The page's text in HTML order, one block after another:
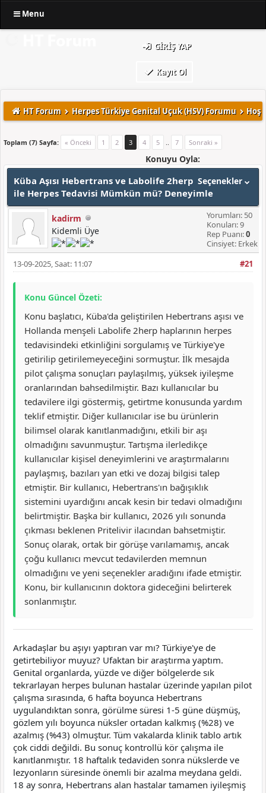
Menu
GIRIŞ YAP
Kayıt Ol
HT Forum Herpes Türkiye Genital Uçuk (HSV) Forumu Hoş
Toplam (7) Sayfa: « Önceki 1 2 3 4 5 .. 7 Sonraki »
Konuyu Oyla:
Seçenekler
Küba Aşısı Hebertrans ve Labolife 2herp
ile Herpes Tedavisi Mümkün mü? Deneyimle
kadirm
Kidemli Üye
Yorumları: 50
Konuları: 9
Rep Puanı:0
Cinsiyet: Erkek
#21
13-09-2025, Saat: 11:07
Konu Güncel Özeti:
Konu başlatıcı, Küba'da geliştirilen Hebertrans aşısı ve
Hollanda menşeli Labolife 2herp haplarının herpes
tedavisindeki etkinliğini sorgulamış ve Türkiye'ye
getirilip getirilemeyeceğini sormuştur. İlk mesajda
pilot çalışma sonuçları paylaşılmış, yüksek iyileşme
oranlarından bahsedilmiştir. Bazı kullanıcılar bu
tedavilere ilgi göstermiş, getirtme konusunda yardım
teklif etmiştir. Diğer kullanıcılar ise bu ürünlerin
bilimsel olarak kanıtlanmadığını, etkili bir aşı
olmadığını savunmuştur. Tartışma ilerledikçe
kullanıcılar kişisel deneyimlerini ve araştırmalarını
paylaşmış, bazıları yan etki ve dozaj bilgisi talep
etmiştir. Bir kullanıcı, Hebertrans'ın bağışıklık
sistemini uyardığını ancak kesin bir tedavi olmadığını
belirtmiştir. Başka bir kullanıcı, 2026 yılı sonunda
çıkması beklenen Pritelivir ilacından bahsetmiştir.
Sonuç olarak, ortak bir görüşe varılamamış, ancak
çoğu kullanıcı mevcut tedavilerden memnun
olmadığını ve yeni seçenekler aradığını ifade etmiştir.
Konu, bir kullanıcının doktora gideceğini belirterek
sonlanmıştır.
Arkadaşlar bu aşıyı yaptıran var mı? Türkiye'ye de
getirtebiliyor muyuz? Ufaktan bir araştırma yaptım.
Genital organlarda, yüzde ve diğer bölgelerde sık
tekrarlayan herpes bulunan hastalar üzerinde yapılan pilot
çalışma sırasında, 6 hafta boyunca Hebertrans
uygulandıktan sonra, görülme süresi 1-5 güne düşmüş,
gözlem yılı boyunca nüksler ortadan kalkmış (%28) ve
azalmış (%43) olmuştur. Tüm vakalarda klinik tablo artık
çok ciddi değildi. Bu sonuç kontrollü kör çalışma ile
kanıtlanmıştır. 18 haftalık tedaviden sonra nükslerde ve
lezyonların süresinde önemli bir azalma meydana geldi.
18 ay sonra, Hebertrans alan hastalar tamamen iyileşmiş